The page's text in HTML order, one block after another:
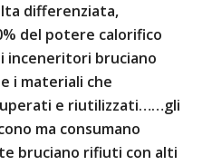
differenziata,
del potere calorifico
inceneritori bruciano
i materiali che
e riutilizzati……gli
ma consumano
bruciano rifiuti con alti